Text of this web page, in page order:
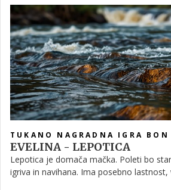
TUKANO NAGRADNA IGRA BON
EVELINA - LEPOTICA
Lepotica je domača mačka. Poleti bo
igriva in navihana. Ima posebno lastnost,